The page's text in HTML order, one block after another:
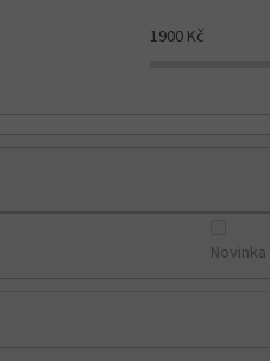
1900 Kč
Novinka